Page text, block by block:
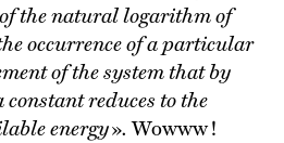
the natural logarithm of
occurrence of a particular
of the system that by
constant reduces to the
energy».Wowww !